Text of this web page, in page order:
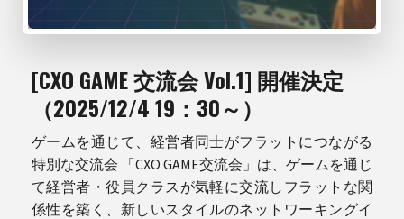
[CXO GAME 交流会 Vol.1] 開催決定
（2025/12/4 19：30～）
ゲームを通じて、経営者同士がフラットにつながる
特別な交流会 「CXO GAME交流会」は、ゲームを通じ
て経営者・役員クラスが気軽に交流しフラットな関
係性を築く、新しいスタイルのネットワーキングイ